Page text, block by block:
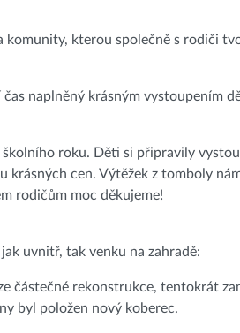
komunity, kterou společně s rodiči
naplněný krásným vystoupením
roku. Děti si připravily
krásných cen. Výtěžek z tomboly
rodičům moc děkujeme!
uvnitř, tak venku na zahradě:
částečné rekonstrukce, tentokrát
byl položen nový koberec.